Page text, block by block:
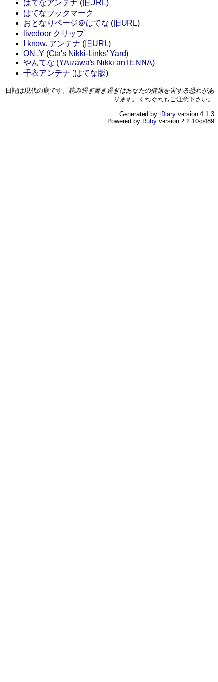
はてなアンテナ ( 旧URL)
はてなブックマーク
おとなりページ＠はてな ( 旧URL)
livedoor クリップ
I know. アンテナ ( 旧URL)
ONLY (Ota's Nikki-Links' Yard)
やんてな (YAizawa's Nikki anTENNA)
千衣アンテナ (はてな版)
日記は現代の病です。 読み過ぎ書き過ぎはあなたの健康を害する恐れがあ
ります。
くれぐれもご注意下さい。
Generated by tDiary version 4.1.3
Powered by Ruby version 2.2.10-p489